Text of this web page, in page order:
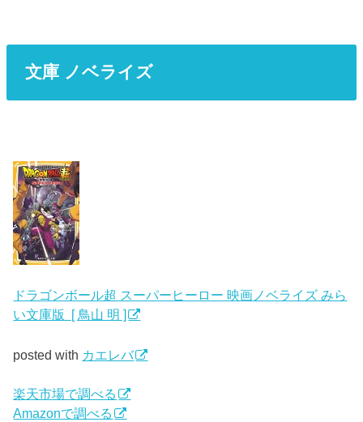
文庫 ノベライズ
ドラゴンボール超 スーパーヒーロー 映画ノベライズ みら
い文庫版 [ 鳥山 明 ]
posted with カエレバ
楽天市場で調べる
Amazonで調べる